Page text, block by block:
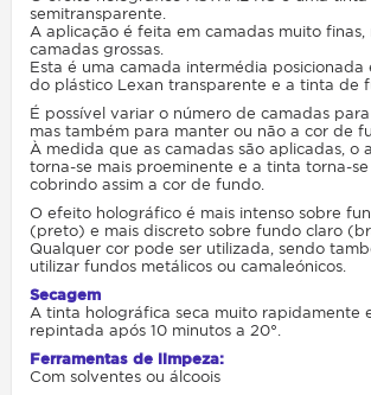
semitransparente.
A aplicação é feita em camadas muito finas,
camadas grossas.
Esta é uma camada intermédia posicionada
do plástico Lexan transparente e a tinta de
É possível variar o número de camadas
mas também para manter ou não a cor de
À medida que as camadas são aplicadas, o
torna-se mais proeminente e a tinta torna-
cobrindo assim a cor de fundo.
O efeito holográfico é mais intenso sobre
(preto) e mais discreto sobre fundo claro
Qualquer cor pode ser utilizada, sendo
utilizar fundos metálicos ou camaleónicos.
Secagem
A tinta holográfica seca muito rapidamente
repintada após 10 minutos a 20°.
Ferramentas de limpeza:
Com solventes ou álcoois